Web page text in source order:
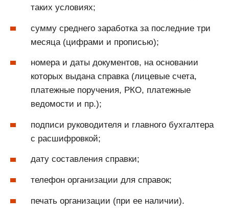
таких условиях;
сумму среднего заработка за последние три
месяца (цифрами и прописью);
номера и даты документов, на основании
которых выдана справка (лицевые счета,
платежные поручения, РКО, платежные
ведомости и пр.);
подписи руководителя и главного бухгалтера
с расшифровкой;
дату составления справки;
телефон организации для справок;
печать организации (при ее наличии).